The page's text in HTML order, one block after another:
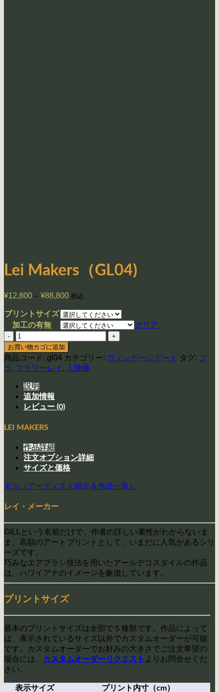
Lei Makers（GL04)
¥12,800 – ¥88,800価
帯:
¥12,800
¥88,800
税込
プリントサイズ
加工の有無
クリア
Lei
Makers（GL04)
個
お買い物カゴに追加
商品コード: gl04 カテゴリー: ヴィンデージアート タグ: フ
ラ, フラワーレイ , 人物像
説明
追加情報
レビュー (0)
LEI MAKERS
作品詳細
注文オプション詳細
サイズと価格
ギル（アーティスト紹介＆作品一覧）
レイ・メーカー
GILLという名前だけで、作者の詳しい素性がわからないま
ま、高額のアートプリントとして、いまだに人気があるシリ
ーズです。
巧みなエアブラシ技法を用いたアールデコスタイルの作品
は、ハワイアナのイメージを象徴しています。
プリントサイズ
基本のプリントサイズは全部で５種類です。作品によって
は、表示されているサイズ以外でカスタムオーダーが可能
です。カスタムオーダーでお好みの大きさでご注文希望の
場合には、
カスタムオーダーリクエスト よりお問合せくだ
さい。
表示サイズ プリント内寸（cm）